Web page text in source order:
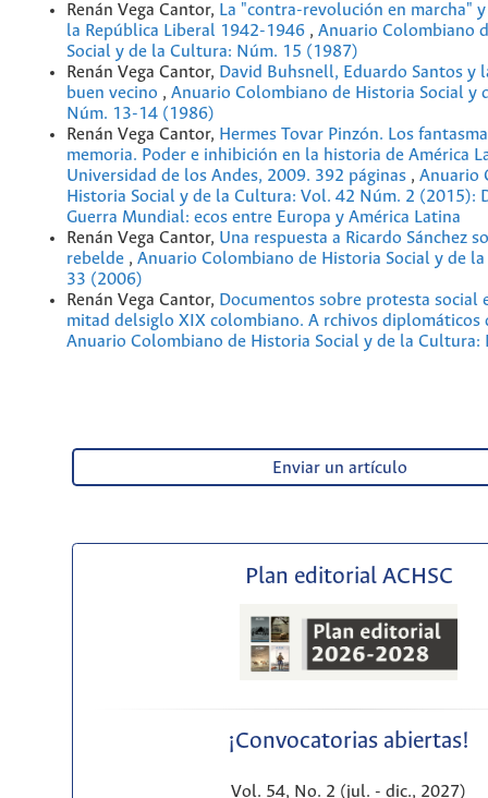
Renán Vega Cantor, La "contra-revolución en marcha"
la República Liberal 1942-1946 , Anuario Colombiano
Social y de la Cultura: Núm. 15 (1987)
Renán Vega Cantor, David Buhsnell, Eduardo Santos y
buen vecino , Anuario Colombiano de Historia Social y
Núm. 13-14 (1986)
Renán Vega Cantor, Hermes Tovar Pinzón. Los
memoria. Poder e inhibición en la historia de América
Universidad de los Andes, 2009. 392 páginas , Anuario
Historia Social y de la Cultura: Vol. 42 Núm. 2 (2015):
Guerra Mundial: ecos entre Europa y América Latina
Renán Vega Cantor, Una respuesta a Ricardo Sánchez
rebelde , Anuario Colombiano de Historia Social y de
33 (2006)
Renán Vega Cantor, Documentos sobre protesta social
mitad delsiglo XIX colombiano. A rchivos diplomáticos
Anuario Colombiano de Historia Social y de la Cultura:
Enviar un artículo
Plan editorial ACHSC
¡Convocatorias abiertas!
Vol. 54, No. 2 (jul. - dic., 2027)